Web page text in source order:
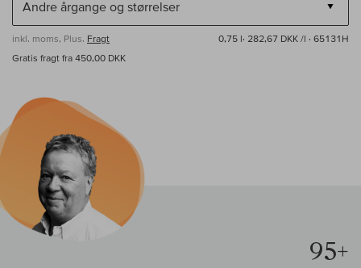
inkl. moms, Plus. Fragt 0,75 l· 282,67 DKK /l · 65131H
Gratis fragt fra 450,00 DKK
95+